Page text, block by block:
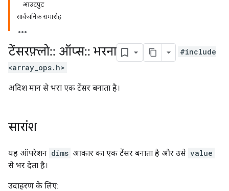
आउटपुट
सार्वजनिक समारोह
टेंसरफ़्लो:: ऑप्स:: भरना
#include
<array_ops.h>
अदिश मान से भरा एक टेंसर बनाता है।
सारांश
यह ऑपरेशन dims आकार का एक टेंसर बनाता है और उसे value
से भर देता है।
उदाहरण के लिए: